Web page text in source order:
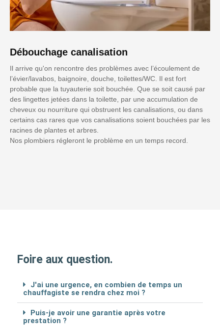
Débouchage canalisation
Il arrive qu'on rencontre des problèmes avec l’écoulement de
l’évier/lavabos, baignoire, douche, toilettes/WC. Il est fort
probable que la tuyauterie soit bouchée. Que se soit causé par
des lingettes jetées dans la toilette, par une accumulation de
cheveux ou nourriture qui obstruent les canalisations, ou dans
certains cas rares que vos canalisations soient bouchées par les
racines de plantes et arbres.
Nos plombiers régleront le problème en un temps record.
Foire aux question.
J'ai une urgence, en combien de temps un
chauffagiste se rendra chez moi ?
Puis-je avoir une garantie après votre
prestation ?